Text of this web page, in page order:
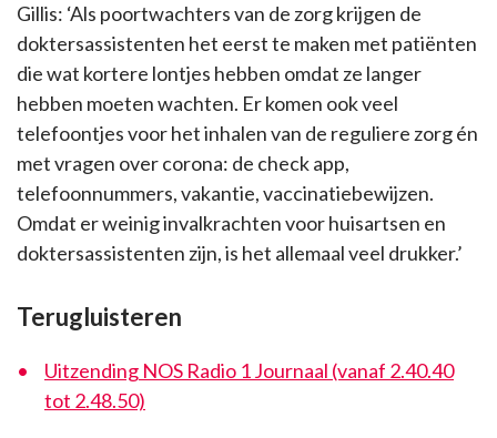
Gillis: ‘Als poortwachters van de zorg krijgen de
doktersassistenten het eerst te maken met patiënten
die wat kortere lontjes hebben omdat ze langer
hebben moeten wachten. Er komen ook veel
telefoontjes voor het inhalen van de reguliere zorg én
met vragen over corona: de check app,
telefoonnummers, vakantie, vaccinatiebewijzen.
Omdat er weinig invalkrachten voor huisartsen en
doktersassistenten zijn, is het allemaal veel drukker.’
Terugluisteren
Uitzending NOS Radio 1 Journaal (vanaf 2.40.40
tot 2.48.50)